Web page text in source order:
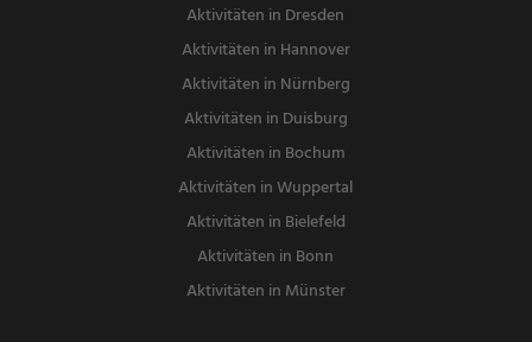
Aktivitäten in Dresden
Aktivitäten in Hannover
Aktivitäten in Nürnberg
Aktivitäten in Duisburg
Aktivitäten in Bochum
Aktivitäten in Wuppertal
Aktivitäten in Bielefeld
Aktivitäten in Bonn
Aktivitäten in Münster